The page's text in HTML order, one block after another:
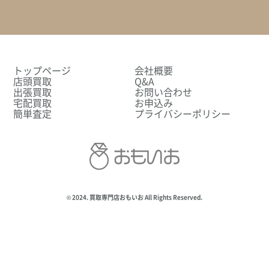
トップページ
店頭買取
出張買取
宅配買取
簡単査定
会社概要
Q&A
お問い合わせ
お申込み
プライバシーポリシー
© 2024. 買取専門店おもいお All Rights Reserved.